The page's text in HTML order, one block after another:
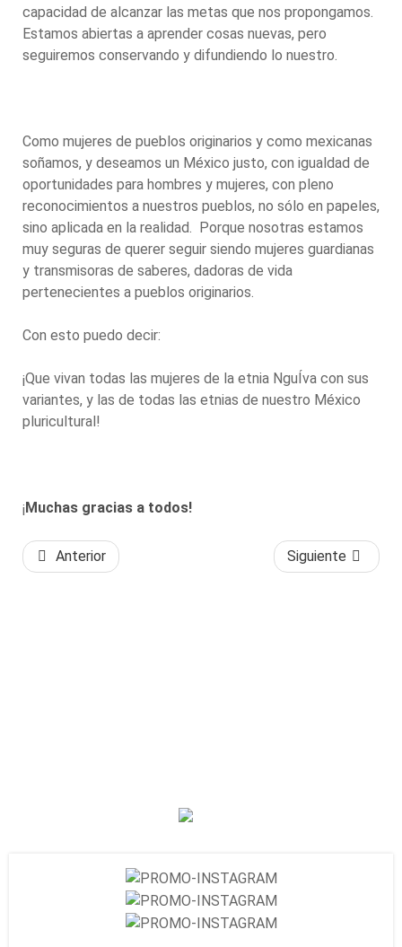
capacidad de alcanzar las metas que nos propongamos.
Estamos abiertas a aprender cosas nuevas, pero
seguiremos conservando y difundiendo lo nuestro.
Como mujeres de pueblos originarios y como mexicanas
soñamos, y deseamos un México justo, con igualdad de
oportunidades para hombres y mujeres, con pleno
reconocimientos a nuestros pueblos, no sólo en papeles,
sino aplicada en la realidad. Porque nosotras estamos
muy seguras de querer seguir siendo mujeres guardianas
y transmisoras de saberes, dadoras de vida
pertenecientes a pueblos originarios.
Con esto puedo decir:
¡Que vivan todas las mujeres de la etnia NguÍva con sus
variantes, y las de todas las etnias de nuestro México
pluricultural!
¡Muchas gracias a todos!
Anterior Siguiente